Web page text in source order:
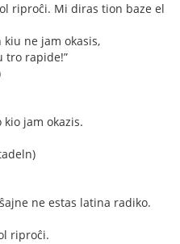
riproĉi. Mi diras tion baze el
ne jam okasis,
tro rapide!”
jam okazis.
ne estas latina radiko.
riproĉi.